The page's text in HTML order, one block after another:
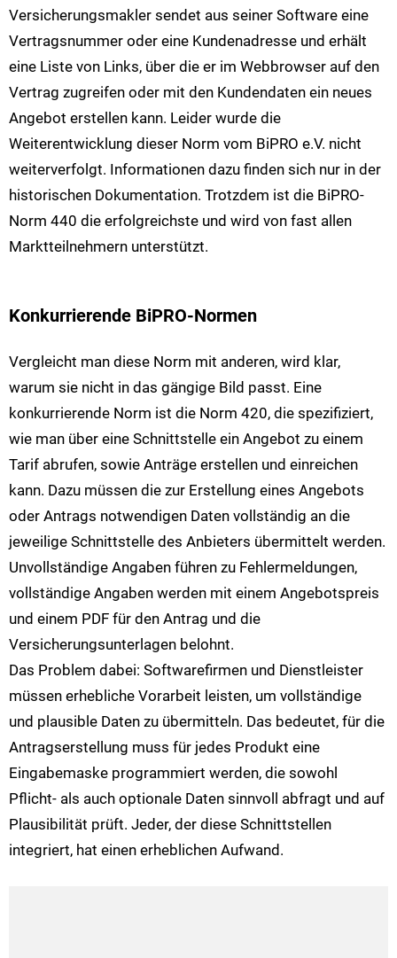
Versicherungsmakler sendet aus seiner Software eine
Vertragsnummer oder eine Kundenadresse und erhält
eine Liste von Links, über die er im Webbrowser auf den
Vertrag zugreifen oder mit den Kundendaten ein neues
Angebot erstellen kann. Leider wurde die
Weiterentwicklung dieser Norm vom BiPRO e.V. nicht
weiterverfolgt. Informationen dazu finden sich nur in der
historischen Dokumentation. Trotzdem ist die BiPRO-
Norm 440 die erfolgreichste und wird von fast allen
Marktteilnehmern unterstützt.
Konkurrierende BiPRO-Normen
Vergleicht man diese Norm mit anderen, wird klar,
warum sie nicht in das gängige Bild passt. Eine
konkurrierende Norm ist die Norm 420, die spezifiziert,
wie man über eine Schnittstelle ein Angebot zu einem
Tarif abrufen, sowie Anträge erstellen und einreichen
kann. Dazu müssen die zur Erstellung eines Angebots
oder Antrags notwendigen Daten vollständig an die
jeweilige Schnittstelle des Anbieters übermittelt werden.
Unvollständige Angaben führen zu Fehlermeldungen,
vollständige Angaben werden mit einem Angebotspreis
und einem PDF für den Antrag und die
Versicherungsunterlagen belohnt.
Das Problem dabei: Softwarefirmen und Dienstleister
müssen erhebliche Vorarbeit leisten, um vollständige
und plausible Daten zu übermitteln. Das bedeutet, für die
Antragserstellung muss für jedes Produkt eine
Eingabemaske programmiert werden, die sowohl
Pflicht- als auch optionale Daten sinnvoll abfragt und auf
Plausibilität prüft. Jeder, der diese Schnittstellen
integriert, hat einen erheblichen Aufwand.